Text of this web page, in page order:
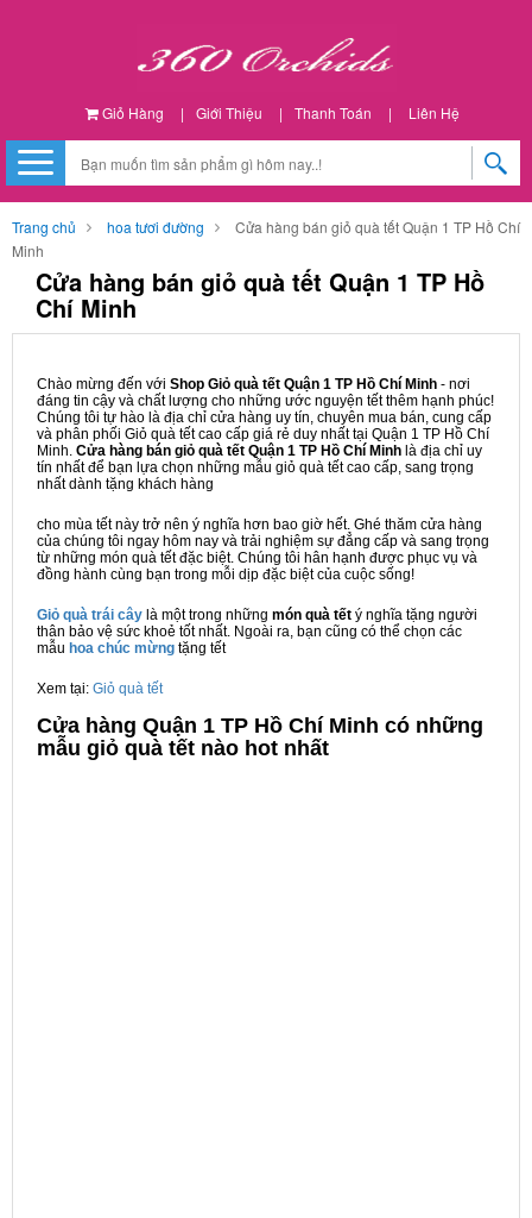
Giỏ Hàng | Giới Thiệu | Thanh Toán | Liên Hệ
Trang chủ hoa tươi đường
Cửa hàng bán giỏ quà tết Quận 1 TP Hồ Chí
Minh
Cửa hàng bán giỏ quà tết Quận 1 TP Hồ
Chí Minh
Chào mừng đến với Shop Giỏ quà tết Quận 1 TP Hồ Chí Minh - nơi
đáng tin cậy và chất lượng cho những ước nguyện tết thêm hạnh phúc!
Chúng tôi tự hào là địa chỉ cửa hàng uy tín, chuyên mua bán, cung cấp
và phân phối Giỏ quà tết cao cấp giá rẻ duy nhất tại Quận 1 TP Hồ Chí
Minh. Cửa hàng bán giỏ quà tết Quận 1 TP Hồ Chí Minh là địa chỉ uy
tín nhất để bạn lựa chọn những mẫu giỏ quà tết cao cấp, sang trọng
nhất dành tặng khách hàng
cho mùa tết này trở nên ý nghĩa hơn bao giờ hết. Ghé thăm cửa hàng
của chúng tôi ngay hôm nay và trải nghiệm sự đẳng cấp và sang trọng
từ những món quà tết đặc biệt. Chúng tôi hân hạnh được phục vụ và
đồng hành cùng bạn trong mỗi dịp đặc biệt của cuộc sống!
Giỏ quà trái cây là một trong những món quà tết ý nghĩa tặng người
thân bảo vệ sức khoẻ tốt nhất. Ngoài ra, bạn cũng có thể chọn các
mẫu hoa chúc mừng tặng tết
Xem tại: Giỏ quà tết
Cửa hàng Quận 1 TP Hồ Chí Minh có những
mẫu giỏ quà tết nào hot nhất